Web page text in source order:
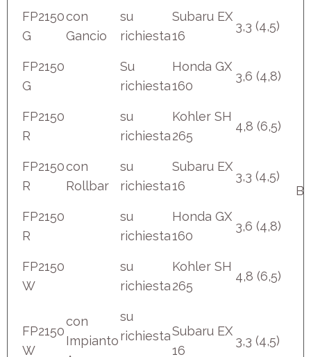
con
Gancio
B
FP2150
G
su
richiesta
Subaru EX
16
3,3 (4,5)
FP2150
G
Su
richiesta
Honda GX
160
3,6 (4,8)
FP2150
R
con
Rollbar
su
richiesta
Kohler SH
265
4,8 (6,5)
FP2150
R
su
richiesta
Subaru EX
16
3,3 (4,5)
FP2150
R
su
richiesta
Honda GX
160
3,6 (4,8)
FP2150
W
con
Impianto
su
richiesta
Kohler SH
265
4,8 (6,5)
FP2150
W
su
richiestaSubaru EX
16
3,3 (4,5)